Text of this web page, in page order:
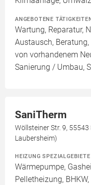
ANGEBOTENE
Wartung, Reparatur,
Austausch,
von vorhandenem
Sanierung / Umbau,
SaniTherm
Wöllsteiner Str. 9,
Laubersheim)
HEIZUNG SPEZIALGEBIETE
Wärmepumpe,
Pelletheizung,